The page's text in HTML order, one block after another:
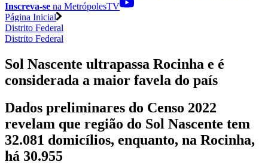
Inscreva-se na MetrópolesTV
Página Inicial
Distrito Federal
Distrito Federal
Sol Nascente ultrapassa Rocinha e é
considerada a maior favela do país
Dados preliminares do Censo 2022
revelam que região do Sol Nascente tem
32.081 domicílios, enquanto, na Rocinha,
há 30.955